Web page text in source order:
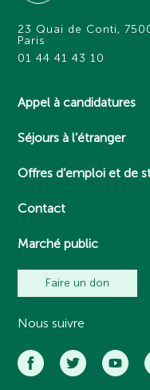
23 Quai de Conti,
Paris
01 44 41 43 10
Appel à candidatures
Séjours à l’étranger
Offres d’emploi et de
Contact
Marché public
Faire un don
Nous suivre